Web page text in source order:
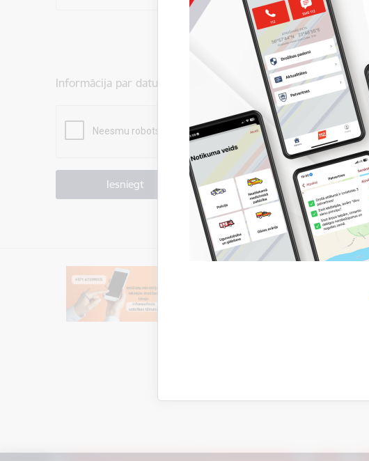
Informācija par datu apstrādi ir atrodama sadaļā:Privātuma